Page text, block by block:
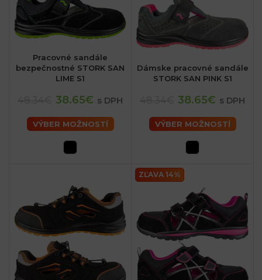
Pracovné sandále
bezpečnostné STORK SAN
LIME S1
38.65€ s DPH
VÝBER MOŽNOSTÍ
Dámske pracovné sandále
STORK SAN PINK S1
38.65€ s DPH
VÝBER MOŽNOSTÍ
ZĽAVA 14%